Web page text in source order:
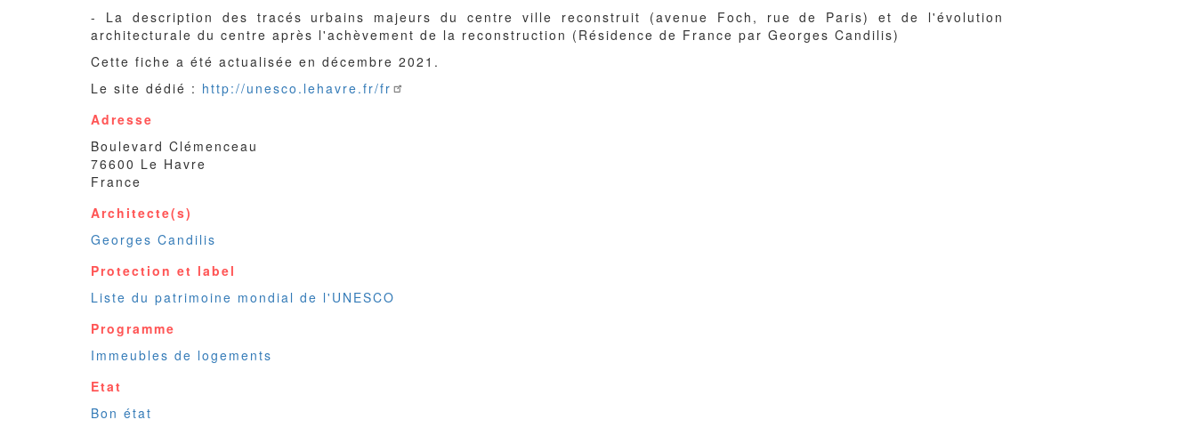
- La description des tracés urbains majeurs du centre ville reconstruit (avenue Foch, rue de Paris) et de l'évolution
architecturale du centre après l'achèvement de la reconstruction (Résidence de France par Georges Candilis)
Cette fiche a été actualisée en décembre 2021.
Le site dédié : http://unesco.lehavre.fr/fr
Adresse
Boulevard Clémenceau
76600 Le Havre
France
Architecte(s)
Georges Candilis
Protection et label
Liste du patrimoine mondial de l'UNESCO
Programme
Immeubles de logements
Etat
Bon état